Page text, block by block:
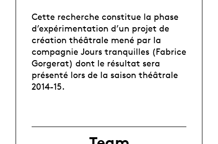
Cette recherche constitue la phase
d’expérimentation d’un projet de
création théâtrale mené par la
compagnie Jours tranquilles (Fabrice
Gorgerat) dont le résultat sera
présenté lors de la saison théâtrale
2014-15.